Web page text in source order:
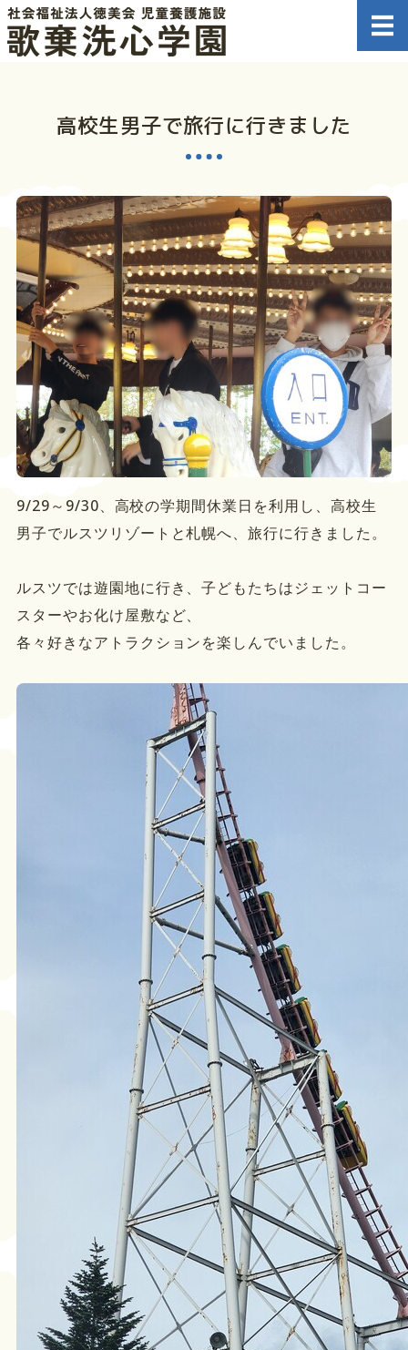
児童養護施設
施設概要
職員募集のお知らせ
お問い合わせ
高校生男子で旅行に行きました
9/29～9/30、高校の学期間休業日を利用し、高校生
男子でルスツリゾートと札幌へ、旅行に行きました。
ルスツでは遊園地に行き、子どもたちはジェットコー
スターやお化け屋敷など、
各々好きなアトラクションを楽しんでいました。